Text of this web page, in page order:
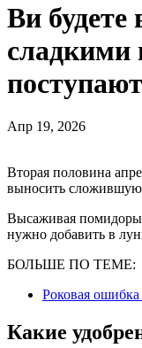
Ви будете
сладкими
Апр 19, 2026
Вторая половина
выносить
Высаживая помидоры
нужно добавить в
БОЛЬШЕ ПО ТЕМЕ:
Роковая
Какие